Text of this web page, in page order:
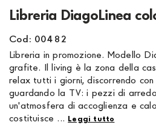
Libreria DiagoLinea
Cod: 00482
Libreria in promozione. Modello
grafite. Il living è la zona della
relax tutti i giorni, discorrendo
guardando la TV: i pezzi di
un'atmosfera di accoglienza e
costituisce ... Leggi tutto
Vai
all'inizio
della
galleria
di
immagini